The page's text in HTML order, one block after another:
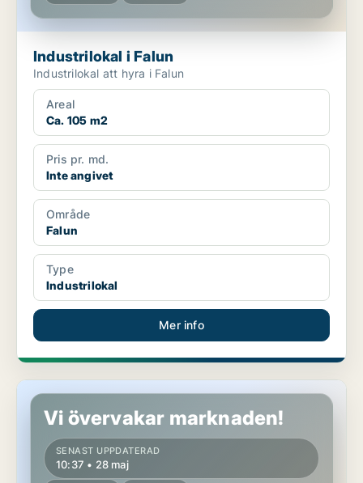
Industrilokal i Falun
Industrilokal att hyra i Falun
Areal
Ca. 105 m2
Pris pr. md.
Inte angivet
Område
Falun
Type
Industrilokal
Mer info
Industrilokal i Falun
Vi övervakar marknaden!
SENAST UPPDATERAD
10:37 • 28 maj